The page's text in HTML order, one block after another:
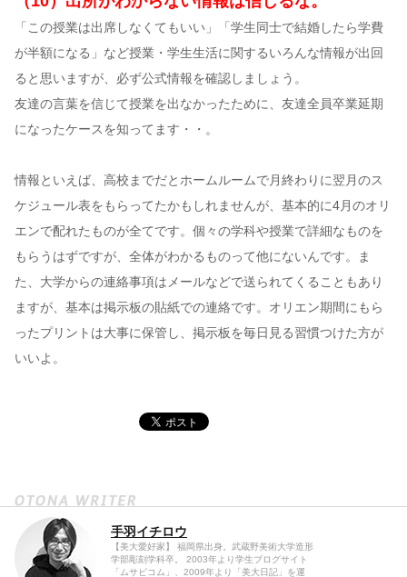
「この授業は出席しなくてもいい」「学生同士で結婚したら学費
が半額になる」など授業・学生生活に関するいろんな情報が出回
ると思いますが、必ず公式情報を確認しましょう。
友達の言葉を信じて授業を出なかったために、友達全員卒業延期
になったケースを知ってます・・。
情報といえば、高校までだとホームルームで月終わりに翌月のス
ケジュール表をもらってたかもしれませんが、基本的に4月のオリ
エンで配れたものが全てです。個々の学科や授業で詳細なものを
もらうはずですが、全体がわかるものって他にないんです。ま
た、大学からの連絡事項はメールなどで送られてくることもあり
ますが、基本は掲示板の貼紙での連絡です。オリエン期間にもら
ったプリントは大事に保管し、掲示板を毎日見る習慣つけた方が
いいよ。
手羽イチロウ
【美大愛好家】 福岡県出身。武蔵野美術大学造形
学部彫刻学科卒。 2003年より学生ブログサイト
「ムサビコム」、2009年より「美大日記」を運